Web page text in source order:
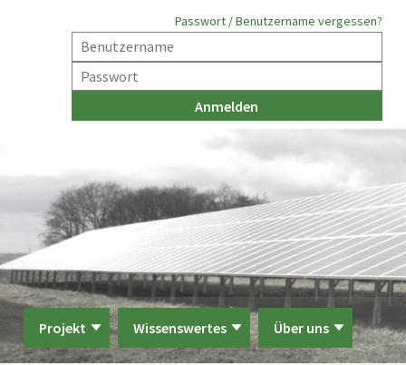
Passwort / Benutzername vergessen?
Projekt Wissenswertes Über uns